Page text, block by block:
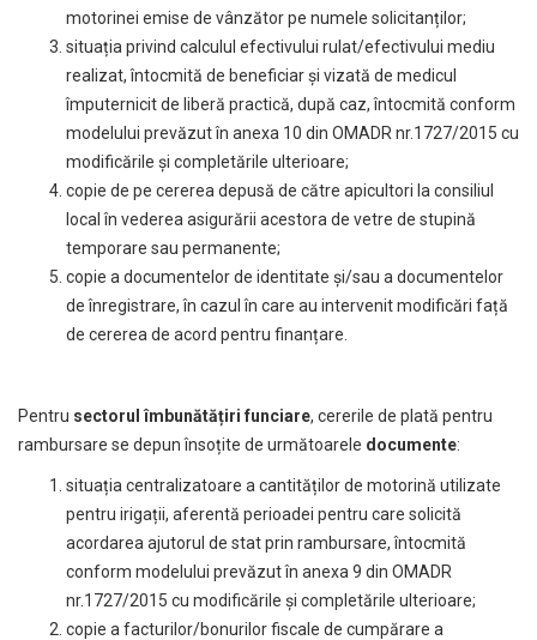
motorinei emise de vânzător pe numele solicitanților;
situația privind calculul efectivului rulat/efectivului mediu
realizat, întocmită de beneficiar și vizată de medicul
împuternicit de liberă practică, după caz, întocmită conform
modelului prevăzut în anexa 10 din OMADR nr.1727/2015 cu
modificările și completările ulterioare;
copie de pe cererea depusă de către apicultori la consiliul
local în vederea asigurării acestora de vetre de stupină
temporare sau permanente;
copie a documentelor de identitate și/sau a documentelor
de înregistrare, în cazul în care au intervenit modificări față
de cererea de acord pentru finanțare.
Pentru sectorul îmbunătățiri funciare, cererile de plată pentru
rambursare se depun însoțite de următoarele documente:
situația centralizatoare a cantităților de motorină utilizate
pentru irigații, aferentă perioadei pentru care solicită
acordarea ajutorul de stat prin rambursare, întocmită
conform modelului prevăzut în anexa 9 din OMADR
nr.1727/2015 cu modificările și completările ulterioare;
copie a facturilor/bonurilor fiscale de cumpărare a